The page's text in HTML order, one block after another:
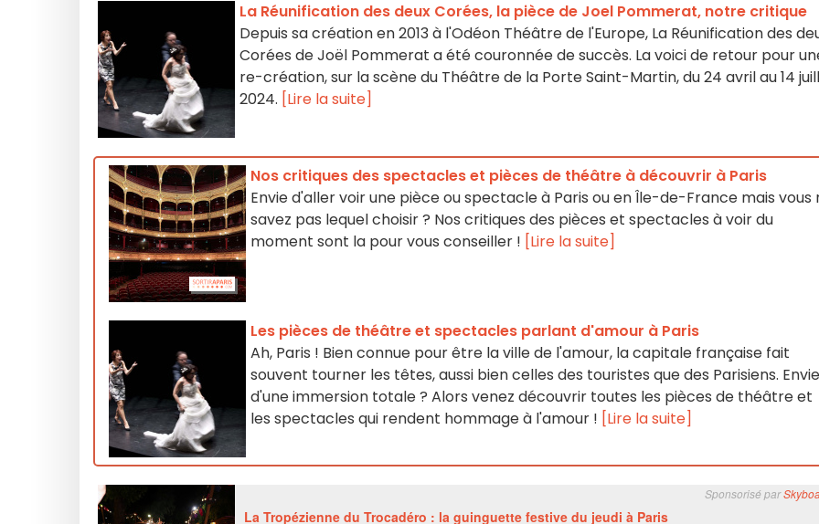
La Réunification des deux Corées, la pièce de Joel Pommerat, notre critique
Depuis sa création en 2013 à l'Odéon Théâtre de l'Europe, La Réunification des
Corées de Joël Pommerat a été couronnée de succès. La voici de retour pour
re-création, sur la scène du Théâtre de la Porte Saint-Martin, du 24 avril au 14
2024. [Lire la suite]
Nos critiques des spectacles et pièces de théâtre à découvrir à Paris
Envie d'aller voir une pièce ou spectacle à Paris ou en Île-de-France mais vous
savez pas lequel choisir ? Nos critiques des pièces et spectacles à voir du
moment sont la pour vous conseiller ! [Lire la suite]
Les pièces de théâtre et spectacles parlant d'amour à Paris
Ah, Paris ! Bien connue pour être la ville de l'amour, la capitale française fait
souvent tourner les têtes, aussi bien celles des touristes que des Parisiens. Envie
d'une immersion totale ? Alors venez découvrir toutes les pièces de théâtre et
les spectacles qui rendent hommage à l'amour ! [Lire la suite]